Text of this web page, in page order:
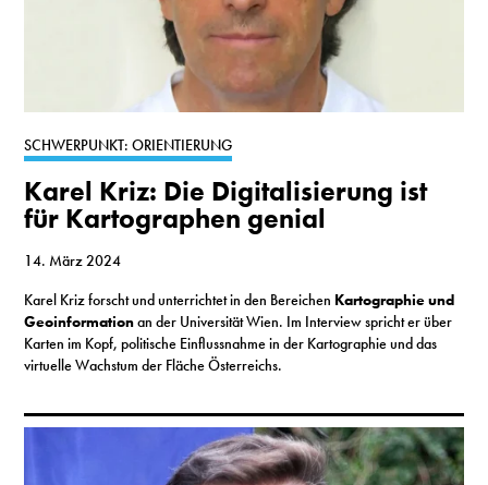
SCHWERPUNKT: ORIENTIERUNG
Karel Kriz: Die Digitalisierung ist
für Kartographen genial
14. März 2024
Karel Kriz forscht und unterrichtet in den Bereichen Kartographie und
Geoinformationan der Universität Wien. Im Interview spricht er über
Karten im Kopf, politische Einflussnahme in der Kartographie und das
virtuelle Wachstum der Fläche Österreichs.